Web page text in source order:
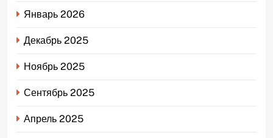
Январь 2026
Декабрь 2025
Ноябрь 2025
Сентябрь 2025
Апрель 2025